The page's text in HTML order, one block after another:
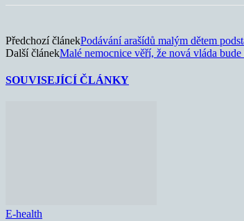
Předchozí článekPodávání arašídů malým dětem
Další článekMalé nemocnice věří, že nová vláda
SOUVISEJÍCÍ ČLÁNKY
E-health